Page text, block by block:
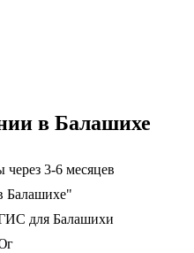
в Балашихе
3-6 месяцев
Балашихе"
для Балашихи